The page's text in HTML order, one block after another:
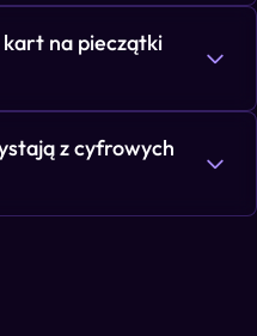
na pieczątki
z cyfrowych